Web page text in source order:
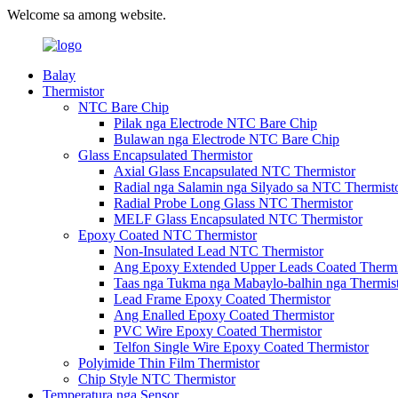
Welcome sa among website.
Balay
Thermistor
NTC Bare Chip
Pilak nga Electrode NTC Bare Chip
Bulawan nga Electrode NTC Bare Chip
Glass Encapsulated Thermistor
Axial Glass Encapsulated NTC Thermistor
Radial nga Salamin nga Silyado sa NTC
Radial Probe Long Glass NTC Thermistor
MELF Glass Encapsulated NTC Thermistor
Epoxy Coated NTC Thermistor
Non-Insulated Lead NTC Thermistor
Ang Epoxy Extended Upper Leads Coated
Taas nga Tukma nga Mabaylo-balhin nga
Lead Frame Epoxy Coated Thermistor
Ang Enalled Epoxy Coated Thermistor
PVC Wire Epoxy Coated Thermistor
Telfon Single Wire Epoxy Coated Thermistor
Polyimide Thin Film Thermistor
Chip Style NTC Thermistor
Temperatura nga Sensor